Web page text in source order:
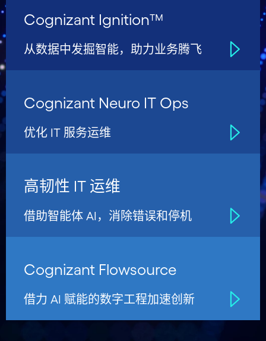
Cognizant Ignition™
从数据中发掘智能，助力业务腾飞
Cognizant Neuro IT Ops
优化 IT 服务运维
高韧性 IT 运维
借助智能体 AI，消除错误和停机
Cognizant Flowsource
借力 AI 赋能的数字工程加速创新